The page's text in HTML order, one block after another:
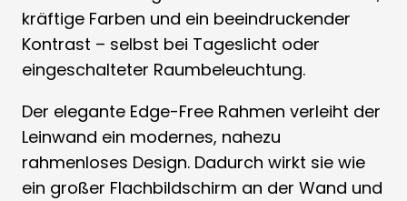
kräftige Farben und ein beeindruckender
Kontrast – selbst bei Tageslicht oder
eingeschalteter Raumbeleuchtung.
Der elegante Edge-Free Rahmen verleiht der
Leinwand ein modernes, nahezu
rahmenloses Design. Dadurch wirkt sie wie
ein großer Flachbildschirm an der Wand und